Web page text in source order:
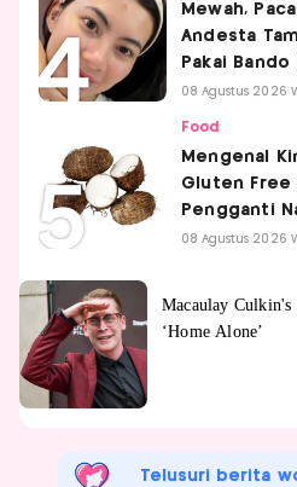
Mewah,
Andesta
Pakai Bando
08 Agustus 2026
Food
Mengenal
Gluten Free
Pengganti
08 Agustus 2026
Telusuri berita